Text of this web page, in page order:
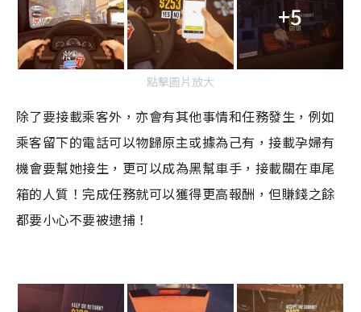
+5
點擊圖片放大
除了要接載乘客外，亦會有其他事情和任務發生，例如
乘客留下的電話可以物歸原主或據為己有，接載孕婦有
機會要幫她接生，更可以成為黑幫車手，接載關在車尾
箱的人質！完成任務就可以獲得更高報酬，但賺錢之餘
都要小心不要被逮捕！